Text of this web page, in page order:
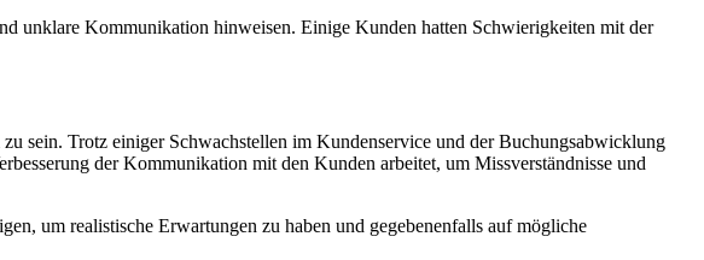
unklare Kommunikation hinweisen. Einige Kunden hatten Schwierigkeiten mit der
sein. Trotz einiger Schwachstellen im Kundenservice und der Buchungsabwicklung
der Kommunikation mit den Kunden arbeitet, um Missverständnisse und
um realistische Erwartungen zu haben und gegebenenfalls auf mögliche